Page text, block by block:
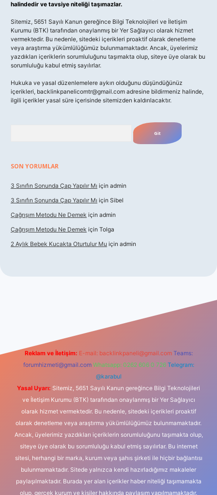
halindedir ve tavsiye niteliği taşımazlar.
Sitemiz, 5651 Sayılı Kanun gereğince Bilgi Teknolojileri ve İletişim
Kurumu (BTK) tarafından onaylanmış bir Yer Sağlayıcı olarak hizmet
vermektedir. Bu nedenle, sitedeki içerikleri proaktif olarak denetleme
veya araştırma yükümlülüğümüz bulunmamaktadır. Ancak, üyelerimiz
yazdıkları içeriklerin sorumluluğunu taşımakta olup, siteye üye olarak bu
sorumluluğu kabul etmiş sayılırlar.
Hukuka ve yasal düzenlemelere aykırı olduğunu düşündüğünüz
içerikleri, backlinkpanelicomtr@gmail.com adresine bildirmeniz halinde,
ilgili içerikler yasal süre içerisinde sitemizden kaldırılacaktır.
SON YORUMLAR
3 Sınıfın Sonunda Çap Yapılır Mı için admin
3 Sınıfın Sonunda Çap Yapılır Mı için Sibel
Çağrışım Metodu Ne Demek için admin
Çağrışım Metodu Ne Demek için Tolga
2 Aylık Bebek Kucakta Oturtulur Mu için admin
Reklam ve İletişim: E-mail: backlinkpaneli@gmail.com Teams:
forumhizmeti@gmail.com Whatsapp: 0262 606 0 726 Telegram:
@karabul
Yasal Uyarı: Sitemiz, 5651 Sayılı Kanun gereğince Bilgi Teknolojileri
ve İletişim Kurumu (BTK) tarafından onaylanmış bir Yer Sağlayıcı
olarak hizmet vermektedir. Bu nedenle, sitedeki içerikleri proaktif
olarak denetleme veya araştırma yükümlülüğümüz bulunmamaktadır.
Ancak, üyelerimiz yazdıkları içeriklerin sorumluluğunu taşımakta olup,
siteye üye olarak bu sorumluluğu kabul etmiş sayılırlar. Bu internet
sitesi, herhangi bir marka, kurum veya şahıs şirketi ile hiçbir bağlantısı
bulunmamaktadır. Sitede yalnızca kendi hazırladığımız makaleler
paylaşılmaktadır. Burada yer alan içerikler haber niteliği taşımamakta
olup, gerçek kurum ve kişiler hakkında paylaşım yapılmamaktadır.